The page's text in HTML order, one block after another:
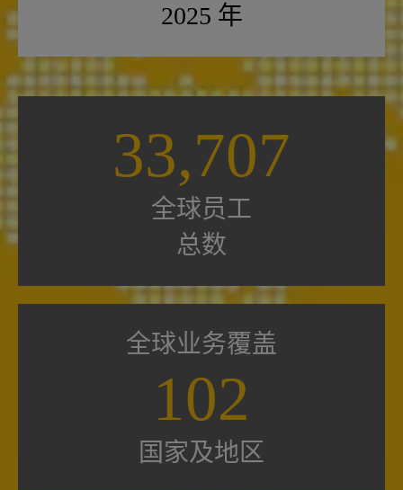
2025 年
33,707
全球员工
总数
全球业务覆盖
102
国家及地区